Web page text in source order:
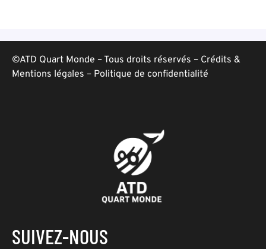
©ATD Quart Monde – Tous droits réservés – Crédits &
Mentions légales – Politique de confidentialité
SUIVEZ-NOUS